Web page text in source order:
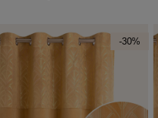
-30%